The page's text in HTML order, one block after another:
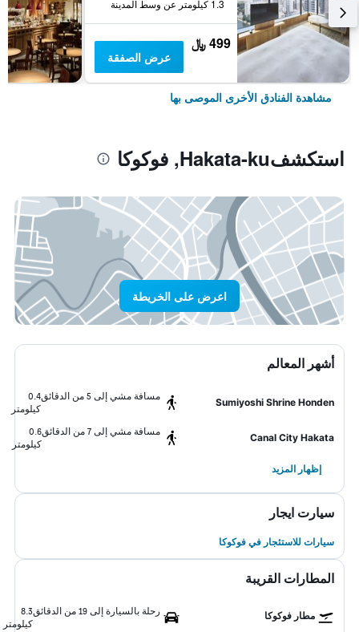
1.3 كيلومتر عن وسط المدينة
499 ﷼
عرض الصفقة
مشاهدة الفنادق الأخرى الموصى بها
استكشفHakata-ku, فوكوكا
اعرض على الخريطة
أشهر المعالم
Sumiyoshi Shrine Honden
مسافة مشي إلى 5 من الدقائق
0.4
كيلومتر
Canal City Hakata
مسافة مشي إلى 7 من الدقائق
0.6
كيلومتر
إظهار المزيد
سيارت ايجار
سيارات للاستئجار في فوكوكا
المطارات القريبة
مطار فوكوكا رحلة بالسيارة إلى 19 من الدقائق
8.3
كيلومتر